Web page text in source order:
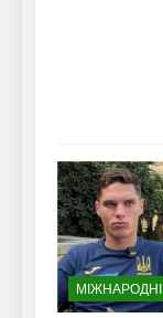
МІЖНАРОДНІ